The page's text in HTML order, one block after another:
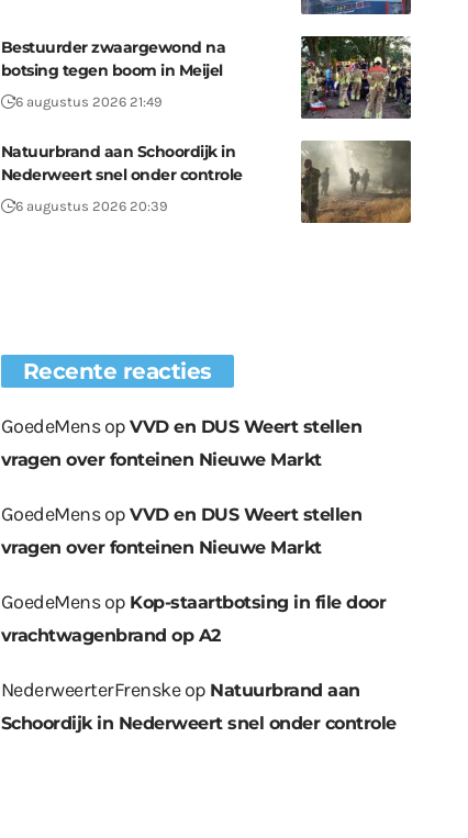
Bestuurder zwaargewond na
botsing tegen boom in Meijel
6 augustus 2026 21:49
Natuurbrand aan Schoordijk in
Nederweert snel onder controle
6 augustus 2026 20:39
Recente reacties
GoedeMensopVVD en DUS Weert stellen
vragen over fonteinen Nieuwe Markt
GoedeMensopVVD en DUS Weert stellen
vragen over fonteinen Nieuwe Markt
GoedeMensop Kop-staartbotsing in file door
vrachtwagenbrand op A2
NederweerterFrenskeop Natuurbrand aan
Schoordijk in Nederweert snel onder controle